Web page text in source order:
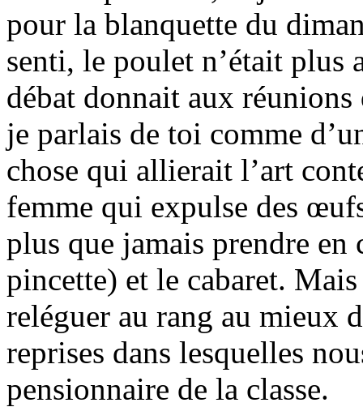
pour la blanquette du
senti, le poulet n’était
débat donnait aux
je parlais de toi comme
chose qui allierait l’art
femme qui expulse des
plus que jamais prendre
pincette) et le cabaret.
reléguer au rang au mieux
reprises dans lesquelles
pensionnaire de la classe.